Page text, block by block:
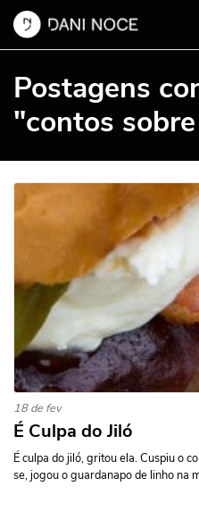
Postagens
"contos
18 de fev
É Culpa do Jiló
É culpa do jiló, gritou ela. Cuspiu o
se, jogou o guardanapo de linho na